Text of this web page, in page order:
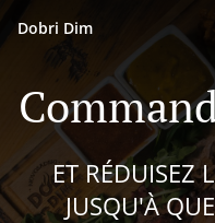
Dobri Dim
ET RÉDUISEZ
JUSQU'À